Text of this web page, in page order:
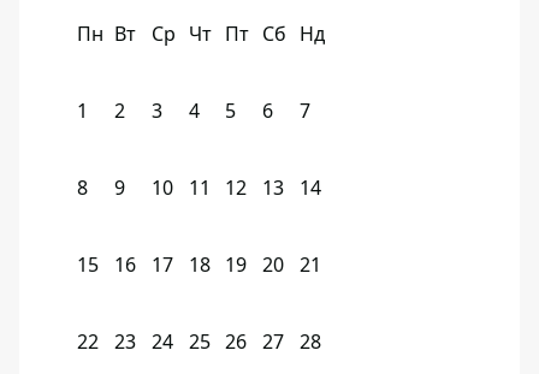
Пн Вт Ср Чт Пт Сб Нд
1 2 3 4 5 6 7
8 9 10 11 12 13 14
15 16 17 18 19 20 21
22 23 24 25 26 27 28